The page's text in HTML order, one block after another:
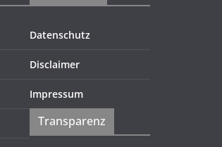
Datenschutz
Disclaimer
Impressum
Transparenz